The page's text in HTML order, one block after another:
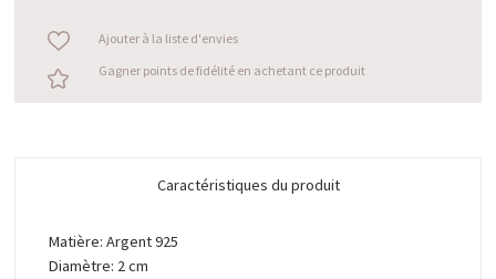
Ajouter à la liste d'envies
Gagner points de fidélité en achetant ce produit
Caractéristiques du produit
Matière: Argent 925
Diamètre: 2 cm